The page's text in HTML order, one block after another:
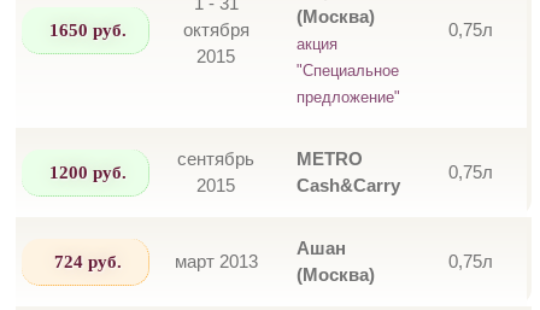
1650 руб.
октября
2015
(Москва)
акция
"Специальное
предложение"
0,75л
1200 руб.
сентябрь
2015
METRO
Cash&Carry
0,75л
724 руб. март 2013
Ашан
(Москва)
0,75л